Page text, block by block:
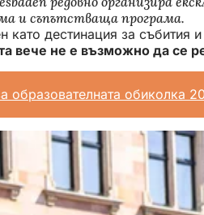
и съпътстваща програма.
като дестинация за
вече не е възможно да се
образователната обиколка